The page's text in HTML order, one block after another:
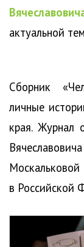
актуальной
Сборник
личные
края. Журнал
в Российской